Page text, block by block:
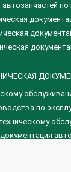
по
документация